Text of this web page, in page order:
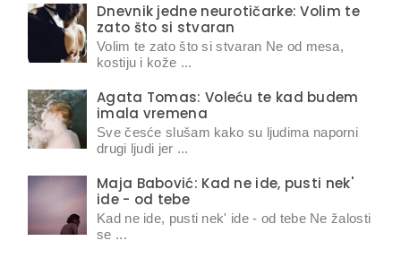
Dnevnik jedne neurotičarke: Volim te
zato što si stvaran
Volim te zato što si stvaran Ne od mesa,
kostiju i kože ...
Agata Tomas: Voleću te kad budem
imala vremena
Sve česće slušam kako su ljudima naporni
drugi ljudi jer ...
Maja Babović: Kad ne ide, pusti nek'
ide - od tebe
Kad ne ide, pusti nek' ide - od tebe Ne žalosti
se ...